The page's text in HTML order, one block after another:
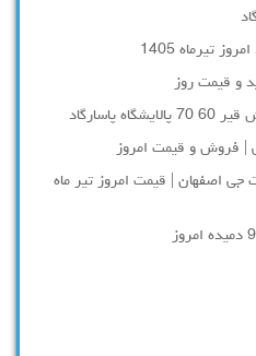
تیرماه 1405
| فروش و قیمت امروز
جی اصفهان | قیمت امروز تیر ماه